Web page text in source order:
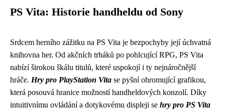
PS Vita: Historie handheldu od Sony
Srdcem herního zážitku na PS Vita je bezpochyby její úchvatná
knihovna her. Od akčních trháků po pohlcující RPG, PS Vita
nabízí širokou škálu titulů, které uspokojí i ty nejnáročnější
hráče. Hry pro PlayStation Vita se pyšní ohromující grafikou,
která posouvá hranice možností handheldových konzolí. Díky
intuitivnímu ovládání a dotykovému displeji se hry pro PS Vita